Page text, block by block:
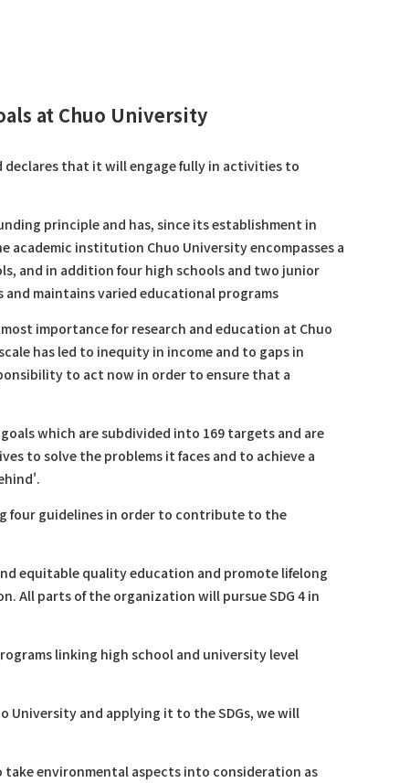
at Chuo University
declares that it will engage fully in activities to
principle and has, since its establishment in
academic institution Chuo University encompasses a
and in addition four high schools and two junior
maintains varied educational programs
importance for research and education at Chuo
has led to inequity in income and to gaps in
to act now in order to ensure that a
which are subdivided into 169 targets and are
to solve the problems it faces and to achieve a
four guidelines in order to contribute to the
equitable quality education and promote lifelong
All parts of the organization will pursue SDG 4 in
linking high school and university level
University and applying it to the SDGs, we will
environmental aspects into consideration as